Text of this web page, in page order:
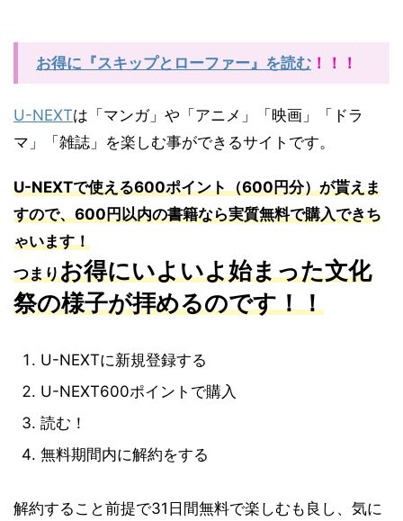
お得に『スキップとローファー』を読む ！！！
U-NEXTは「マンガ」や「アニメ」「映画」「ドラ
マ」「雑誌」を楽しむ事ができるサイトです。
U-NEXTで使える600ポイント（600円分）が貰えま
すので、600円以内の書籍なら実質無料で購入できち
ゃいます！
つまりお得にいよいよ始まった文化
祭の様子が拝めるのです！！
U-NEXTに新規登録する
U-NEXT600ポイントで購入
読む！
無料期間内に解約をする
解約すること前提で31日間無料で楽しむも良し、気に